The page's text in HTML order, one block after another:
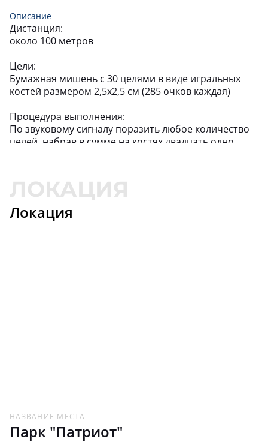
Описание
Дистанция:
около 100 метров
Цели:
Бумажная мишень с 30 целями в виде игральных
костей размером 2,5х2,5 см (285 очков каждая)
Процедура выполнения:
По звуковому сигналу поразить любое количество
целей, набрав в сумме на костях двадцать одно
Штрафы:
Ноль очков за упражнение: • Выстрел после
второго звукового сигнала • Перебор или недобор
очков на костях
Локация
НАЗВАНИЕ МЕСТА
Парк "Патриот"